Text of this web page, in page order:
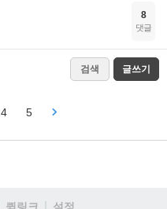
8
댓글
검색 글쓰기
4 5